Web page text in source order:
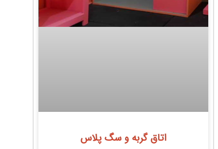
اتاق گربه و سگ پلاس